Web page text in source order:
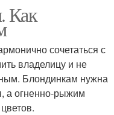
Как
сочетаться с
владелицу и не
Блондинкам нужна
а огненно-рыжим